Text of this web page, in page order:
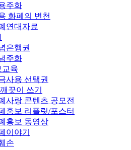
주화
화폐의 변천
연대자료
은행권
주화
교육
사용 선택권
끗이 쓰기
사랑 콘텐츠 공모전
홍보 리플릿/포스터
홍보 동영상
이야기
손